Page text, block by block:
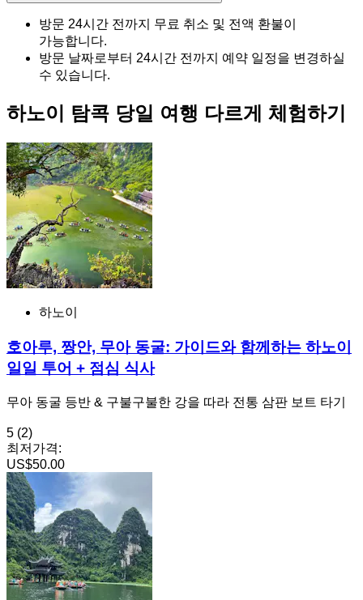
방문 24시간 전까지 무료 취소 및 전액 환불이
가능합니다.
방문 날짜로부터 24시간 전까지 예약 일정을 변경하실
수 있습니다.
하노이 탐콕 당일 여행 다르게 체험하기
하노이
호아루, 짱안, 무아 동굴: 가이드와 함께하는 하노이
일일 투어 + 점심 식사
무아 동굴 등반 & 구불구불한 강을 따라 전통 삼판 보트 타기
5 (2)
최저가격:
US$50.00